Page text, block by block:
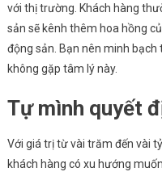
với thị trường. Khách hàng
sản sẽ kênh thêm hoa hồng
động sản. Bạn nên minh
không gặp tâm lý này.
Tự mình quyết
Với giá trị từ vài trăm đến vài
khách hàng có xu hướng